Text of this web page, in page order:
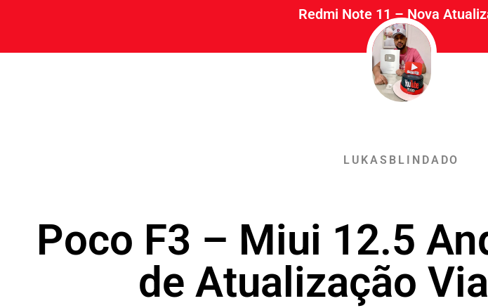
Redmi Note 11 – Nova
LUKASBLINDADO
Poco F3 – Miui 12.5
de Atualização